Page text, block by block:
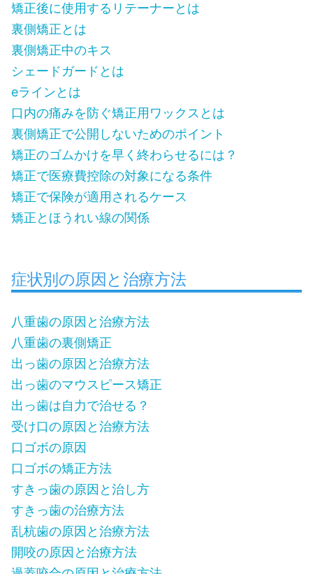
矯正後に使用するリテーナーとは
裏側矯正とは
裏側矯正中のキス
シェードガードとは
eラインとは
口内の痛みを防ぐ矯正用ワックスとは
裏側矯正で公開しないためのポイント
矯正のゴムかけを早く終わらせるには？
矯正で医療費控除の対象になる条件
矯正で保険が適用されるケース
矯正とほうれい線の関係
症状別の原因と治療方法
八重歯の原因と治療方法
八重歯の裏側矯正
出っ歯の原因と治療方法
出っ歯のマウスピース矯正
出っ歯は自力で治せる？
受け口の原因と治療方法
口ゴボの原因
口ゴボの矯正方法
すきっ歯の原因と治し方
すきっ歯の治療方法
乱杭歯の原因と治療方法
開咬の原因と治療方法